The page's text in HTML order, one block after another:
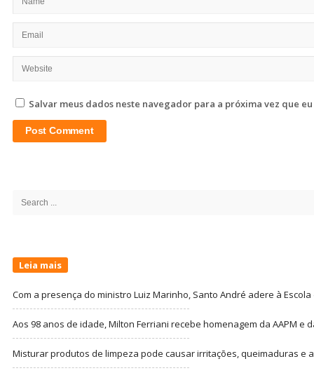
Salvar meus dados neste navegador para a próxima vez que
Search
Leia mais
Com a presença do ministro Luiz Marinho, Santo André adere à
Aos 98 anos de idade, Milton Ferriani recebe homenagem da AAPM e
Misturar produtos de limpeza pode causar irritações, queimaduras e